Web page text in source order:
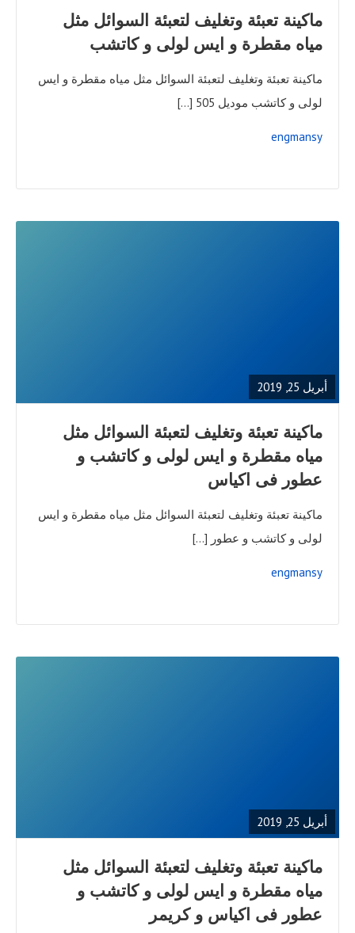
ماكينة تعبئة وتغليف لتعبئة السوائل مثل
مياه مقطرة و ايس لولى و كاتشب
ماكينة تعبئة وتغليف لتعبئة السوائل مثل مياه مقطرة و ايس
لولى و كاتشب موديل 505 […]
engmansy
أبريل 25, 2019
ماكينة تعبئة وتغليف لتعبئة السوائل مثل
مياه مقطرة و ايس لولى و كاتشب و
عطور فى اكياس
ماكينة تعبئة وتغليف لتعبئة السوائل مثل مياه مقطرة و ايس
لولى و كاتشب و عطور […]
engmansy
أبريل 25, 2019
ماكينة تعبئة وتغليف لتعبئة السوائل مثل
مياه مقطرة و ايس لولى و كاتشب و
عطور فى اكياس و كريمر